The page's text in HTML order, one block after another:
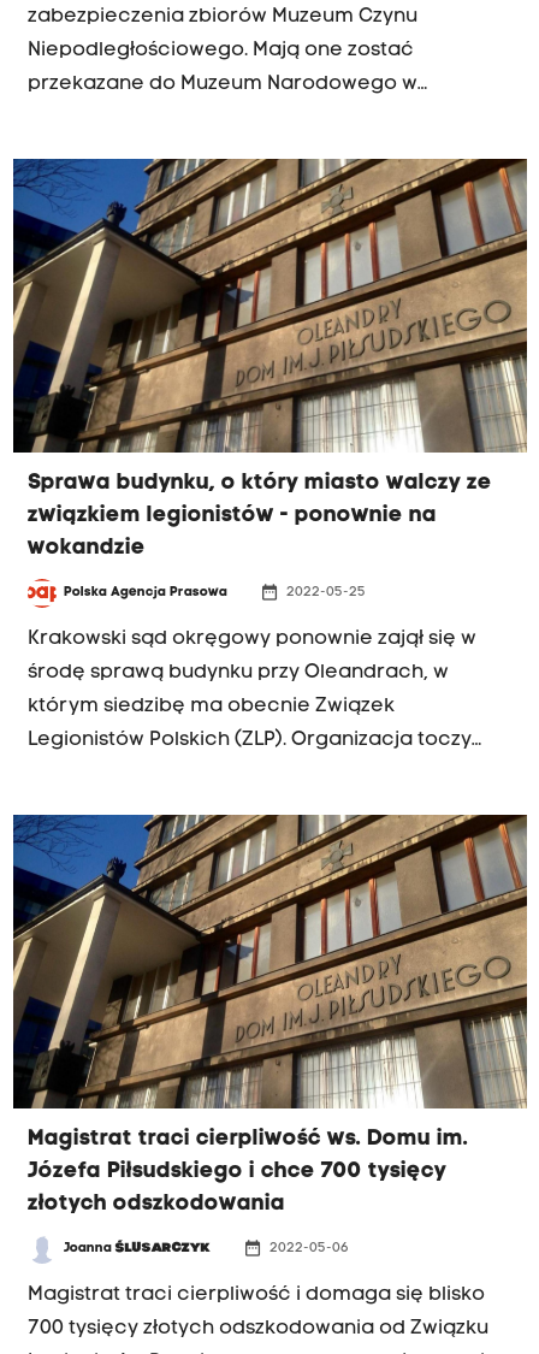
zabezpieczenia zbiorów Muzeum Czynu
Niepodległościowego. Mają one zostać
przekazane do Muzeum Narodowego w
jednak pomoc ślusarza, bo działacze Związku
Legionistów Polskich, który zajmuje ten budynek
– zaryglowali drzwi.
Sprawa budynku, o który miasto walczy ze
związkiem legionistów - ponownie na
wokandzie
Polska Agencja Prasowa date_range 2022-05-25
Krakowski sąd okręgowy ponownie zajął się w
środę sprawą budynku przy Oleandrach, w
którym siedzibę ma obecnie Związek
Legionistów Polskich (ZLP). Organizacja toczy
pierwszej instancji.
Magistrat traci cierpliwość ws. Domu im.
Józefa Piłsudskiego i chce 700 tysięcy
złotych odszkodowania
JoannaŚLUSARCZYK date_range 2022-05-06
Magistrat traci cierpliwość i domaga się blisko
700 tysięcy złotych odszkodowania od Związku